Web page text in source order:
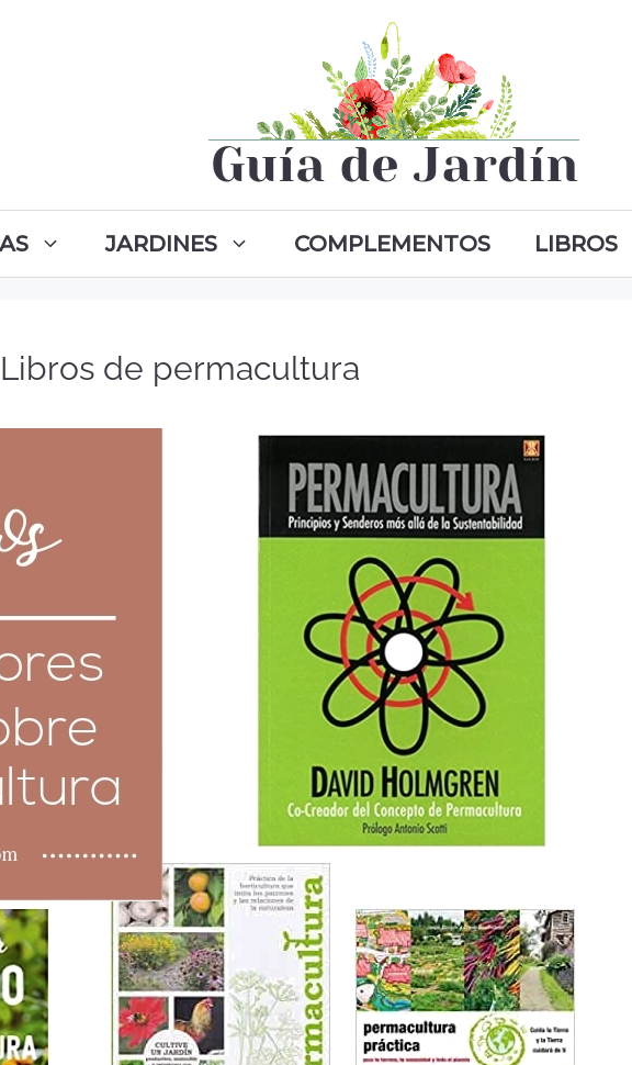
JARDINES COMPLEMENTOS LIBROS
Libros de permacultura